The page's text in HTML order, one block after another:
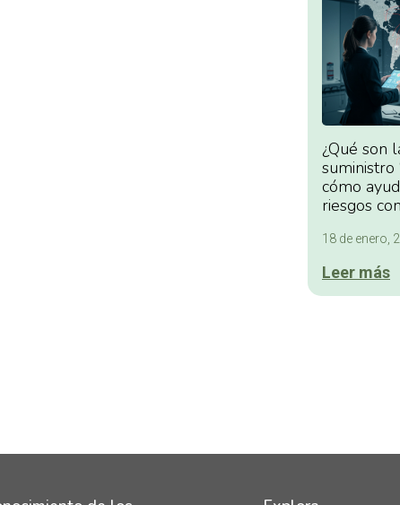
¿Qué son
suministro
cómo
riesgos
18 de enero,
Leer más